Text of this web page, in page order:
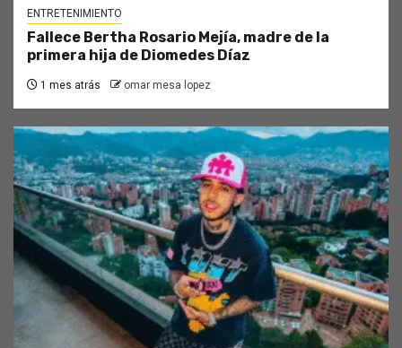
ENTRETENIMIENTO
Fallece Bertha Rosario Mejía, madre de la
primera hija de Diomedes Díaz
1 mes atrás omar mesa lopez